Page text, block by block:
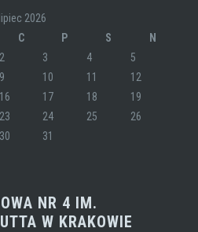
lipiec 2026
C P S
N
2 3 4
5
9 10 11
12
16 17 18
19
23 24 25
26
30 31
NR 4 IM.
W KRAKOWIE